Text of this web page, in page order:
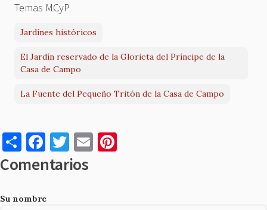
Temas MCyP
Jardines históricos
El Jardín reservado de la Glorieta del Príncipe de la
Casa de Campo
La Fuente del Pequeño Tritón de la Casa de Campo
S
h
ar
e
F
a
c
e
T
w
it
E
m
Comentarios
Su nombre